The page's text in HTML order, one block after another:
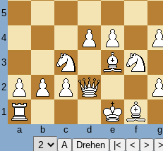
5
4
3
2
1
a
b c d e f g